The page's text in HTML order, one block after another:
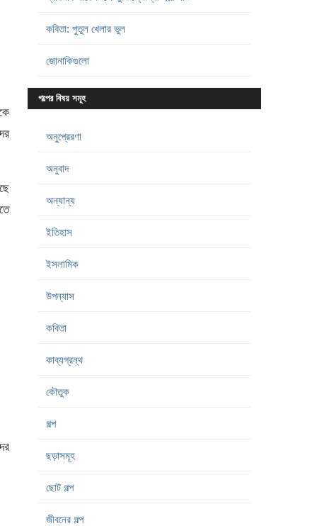
কবিতা: পুতুল খেলার ভুল
জোনাকিগুলো
গল্পের বিষয় সমূহ
অনুপ্রেরণা
অনুবাদ
অন্যান্য
ইতিহাস
ইসলামিক
উপন্যাস
কবিতা
কাব্যগ্রন্থ
কৌতুক
গল্প
ছড়াসমূহ
ছোট গল্প
জীবনের গল্প